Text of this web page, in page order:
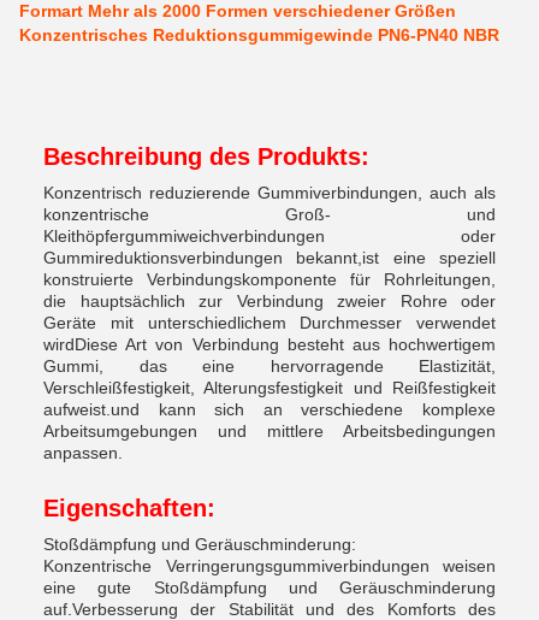
Formart Mehr als 2000 Formen verschiedener Größen
Konzentrisches Reduktionsgummigewinde PN6-PN40 NBR
Beschreibung des Produkts:
Konzentrisch reduzierende Gummiverbindungen, auch als
konzentrische Groß- und
Kleithöpfergummiweichverbindungen oder
Gummireduktionsverbindungen bekannt,ist eine speziell
konstruierte Verbindungskomponente für Rohrleitungen,
die hauptsächlich zur Verbindung zweier Rohre oder
Geräte mit unterschiedlichem Durchmesser verwendet
wirdDiese Art von Verbindung besteht aus hochwertigem
Gummi, das eine hervorragende Elastizität,
Verschleißfestigkeit, Alterungsfestigkeit und Reißfestigkeit
aufweist.und kann sich an verschiedene komplexe
Arbeitsumgebungen und mittlere Arbeitsbedingungen
anpassen.
Eigenschaften:
Stoßdämpfung und Geräuschminderung:
Konzentrische Verringerungsgummiverbindungen weisen
eine gute Stoßdämpfung und Geräuschminderung
auf.Verbesserung der Stabilität und des Komforts des